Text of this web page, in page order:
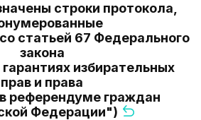
строки протокола,
статьей 67 Федерального
закона
избирательных
прав и права
референдуме граждан
Федерации")